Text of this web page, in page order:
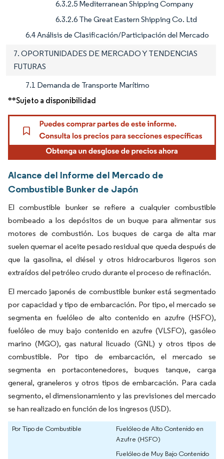
6.3.2.5 Mediterranean Shipping Company
6.3.2.6 The Great Eastern Shipping Co. Ltd
6.4 Análisis de Clasificación/Participación del Mercado
7. OPORTUNIDADES DE MERCADO Y TENDENCIAS
FUTURAS
7.1 Demanda de Transporte Marítimo
**Sujeto a disponibilidad
Alcance del Informe del Mercado de
Combustible Bunker de Japón
El combustible bunker se refiere a cualquier combustible
bombeado a los depósitos de un buque para alimentar sus
motores de combustión. Los buques de carga de alta mar
suelen quemar el aceite pesado residual que queda después de
que la gasolina, el diésel y otros hidrocarburos ligeros son
extraídos del petróleo crudo durante el proceso de refinación.
El mercado japonés de combustible bunker está segmentado
por capacidad y tipo de embarcación. Por tipo, el mercado se
segmenta en fuelóleo de alto contenido en azufre (HSFO),
fuelóleo de muy bajo contenido en azufre (VLSFO), gasóleo
marino (MGO), gas natural licuado (GNL) y otros tipos de
combustible. Por tipo de embarcación, el mercado se
segmenta en portacontenedores, buques tanque, carga
general, graneleros y otros tipos de embarcación. Para cada
segmento, el dimensionamiento y las previsiones del mercado
se han realizado en función de los ingresos (USD).
Por Tipo de Combustible
Fuelóleo de Alto Contenido en
Azufre (HSFO)
Fuelóleo de Muy Bajo Contenido